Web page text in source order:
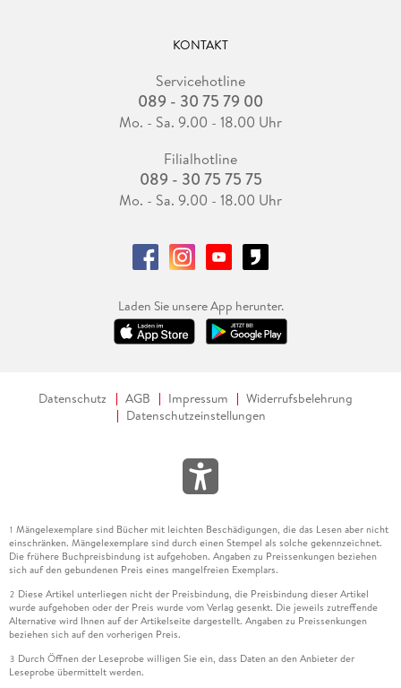
KONTAKT
Servicehotline
089 - 30 75 79 00
Mo. - Sa. 9.00 - 18.00 Uhr
Filialhotline
089 - 30 75 75 75
Mo. - Sa. 9.00 - 18.00 Uhr
Laden Sie unsere App herunter.
Datenschutz AGB Impressum
Widerrufsbelehrung
Datenschutzeinstellungen
1 Mängelexemplare sind Bücher mit leichten Beschädigungen, die das Lesen aber nicht
einschränken. Mängelexemplare sind durch einen Stempel als solche gekennzeichnet.
Die frühere Buchpreisbindung ist aufgehoben. Angaben zu Preissenkungen beziehen
sich auf den gebundenen Preis eines mangelfreien Exemplars.
2 Diese Artikel unterliegen nicht der Preisbindung, die Preisbindung dieser Artikel
wurde aufgehoben oder der Preis wurde vom Verlag gesenkt. Die jeweils zutreffende
Alternative wird Ihnen auf der Artikelseite dargestellt. Angaben zu Preissenkungen
beziehen sich auf den vorherigen Preis.
3 Durch Öffnen der Leseprobe willigen Sie ein, dass Daten an den Anbieter der
Leseprobe übermittelt werden.